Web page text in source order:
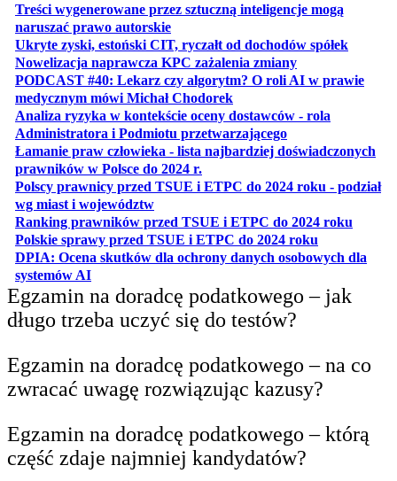
Treści wygenerowane przez sztuczną inteligencje mogą
naruszać prawo autorskieotwiera się w nowej karcie
Ukryte zyski, estoński CIT, ryczałt od dochodów spółekotwiera
Nowelizacja naprawcza KPC zażalenia zmianyotwiera się w
PODCAST #40: Lekarz czy algorytm? O roli AI w prawie
medycznym mówi Michał Chodorekotwiera się w nowej karcie
Analiza ryzyka w kontekście oceny dostawców - rola
Administratora i Podmiotu przetwarzającegootwiera się w
Łamanie praw człowieka - lista najbardziej doświadczonych
prawników w Polsce do 2024 r.
Polscy prawnicy przed TSUE i ETPC do 2024 roku - podział
wg miast i województwotwiera się w nowej karcie
Ranking prawników przed TSUE i ETPC do 2024 roku
Polskie sprawy przed TSUE i ETPC do 2024 roku
DPIA: Ocena skutków dla ochrony danych osobowych dla
systemów AIotwiera się w nowej karcie
Egzamin na doradcę podatkowego – jak
długo trzeba uczyć się do testów?
Egzamin na doradcę podatkowego – na co
zwracać uwagę rozwiązując kazusy?
Egzamin na doradcę podatkowego – którą
część zdaje najmniej kandydatów?